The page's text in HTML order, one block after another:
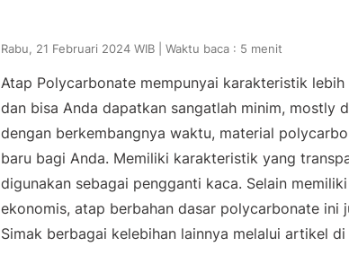
Rabu, 21 Februari 2024 WIB | Waktu baca : 5 menit
Atap Polycarbonate mempunyai karakteristik
dan bisa Anda dapatkan sangatlah minim, mostly
dengan berkembangnya waktu, material
baru bagi Anda. Memiliki karakteristik yang
digunakan sebagai pengganti kaca. Selain
ekonomis, atap berbahan dasar polycarbonate ini
Simak berbagai kelebihan lainnya melalui artikel di